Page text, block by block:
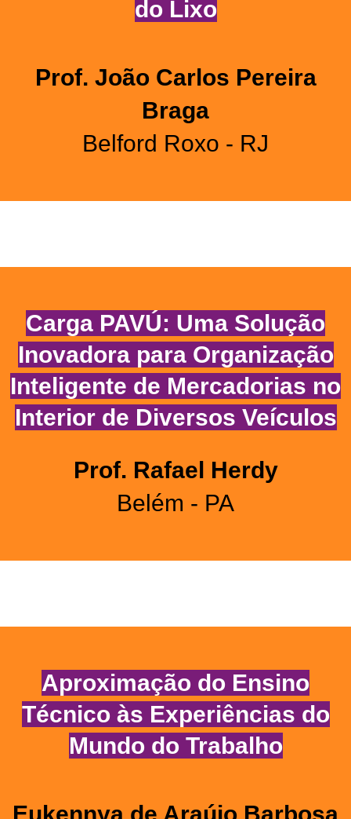
do Lixo
Prof. João Carlos Pereira
Braga
Belford Roxo - RJ
Carga PAVÚ: Uma Solução
Inovadora para Organização
Inteligente de Mercadorias no
Interior de Diversos Veículos
Prof. Rafael Herdy
Belém - PA
Aproximação do Ensino
Técnico às Experiências do
Mundo do Trabalho